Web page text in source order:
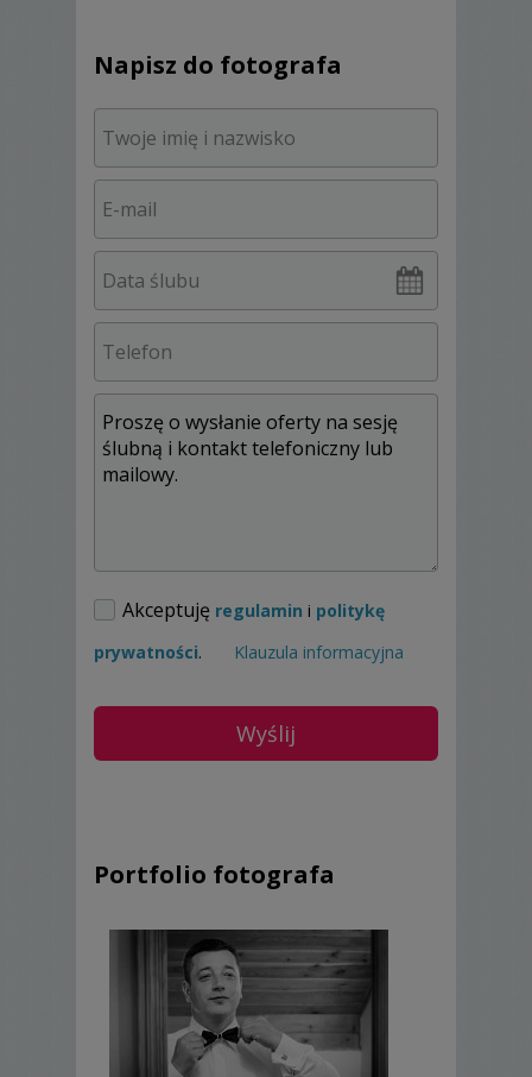
Napisz do fotografa
Akceptuję regulamin i politykę
prywatności. Klauzula informacyjna
Portfolio fotografa